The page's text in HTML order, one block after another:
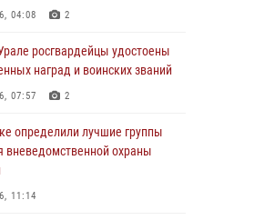
безопасность
направлении
округе Росгвардии состоялось
штаба
10:53
04:08 2
росгвардейцы удостоены
наград и воинских званий
07:57 2
определили лучшие группы
вневедомственной охраны
11:14